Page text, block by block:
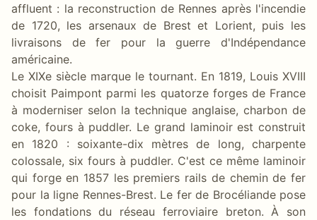
affluent : la reconstruction de Rennes après l'incendie
de 1720, les arsenaux de Brest et Lorient, puis les
livraisons de fer pour la guerre d'Indépendance
américaine.
Le XIXe siècle marque le tournant. En 1819, Louis XVIII
choisit Paimpont parmi les quatorze forges de France
à moderniser selon la technique anglaise, charbon de
coke, fours à puddler. Le grand laminoir est construit
en 1820 : soixante-dix mètres de long, charpente
colossale, six fours à puddler. C'est ce même laminoir
qui forge en 1857 les premiers rails de chemin de fer
pour la ligne Rennes-Brest. Le fer de Brocéliande pose
les fondations du réseau ferroviaire breton. À son